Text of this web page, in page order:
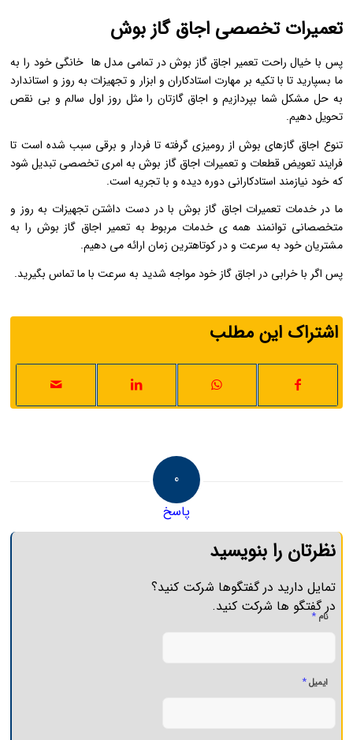
تعمیرات تخصصی اجاق گاز بوش
پس با خیال راحت تعمیر اجاق گاز بوش در تمامی مدل ها خانگی خود را به
ما بسپارید تا با تکیه بر مهارت استادکاران و ابزار و تجهیزات به روز و استاندارد
به حل مشکل شما بپردازیم و اجاق گازتان را مثل روز اول سالم و بی نقص
تحویل دهیم.
تنوع اجاق گازهای بوش از رومیزی گرفته تا فردار و برقی سبب شده است تا
فرایند تعویض قطعات و تعمیرات اجاق گاز بوش به امری تخصصی تبدیل شود
که خود نیازمند استادکارانی دوره دیده و با تجریه است.
ما در خدمات تعمیرات اجاق گاز بوش با در دست داشتن تجهیزات به روز و
متخصصانی توانمند همه ی خدمات مربوط به تعمیر اجاق گاز بوش را به
مشتریان خود به سرعت و در کوتاهترین زمان ارائه می دهیم.
پس اگر با خرابی در اجاق گاز خود مواجه شدید به سرعت با ما تماس بگیرید.
اشتراک این مطلب
0
پاسخ
نظرتان را بنویسید
تمایل دارید در گفتگوها شرکت کنید؟
در گفتگو ها شرکت کنید.
نام*
ایمیل*